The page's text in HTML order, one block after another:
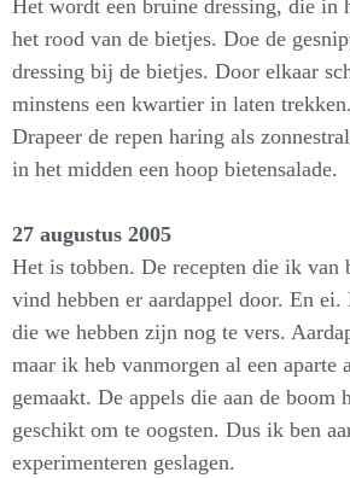
Het wordt een bruine dressing, die in
het rood van de bietjes. Doe de
dressing bij de bietjes. Door elkaar
minstens een kwartier in laten trekken.
Drapeer de repen haring als
in het midden een hoop bietensalade.
27 augustus 2005
Het is tobben. De recepten die ik van
vind hebben er aardappel door. En ei.
die we hebben zijn nog te vers.
maar ik heb vanmorgen al een aparte
gemaakt. De appels die aan de boom
geschikt om te oogsten. Dus ik ben
experimenteren geslagen.